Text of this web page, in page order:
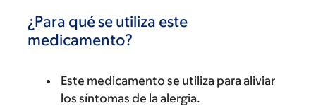
¿Para qué se utiliza este
medicamento?
Este medicamento se utiliza para aliviar
los síntomas de la alergia.